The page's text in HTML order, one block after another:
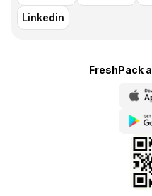
Linkedin
FreshPack